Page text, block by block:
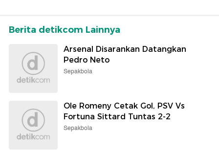
Berita detikcom Lainnya
Arsenal Disarankan Datangkan
Pedro Neto
Sepakbola
Ole Romeny Cetak Gol, PSV Vs
Fortuna Sittard Tuntas 2-2
Sepakbola